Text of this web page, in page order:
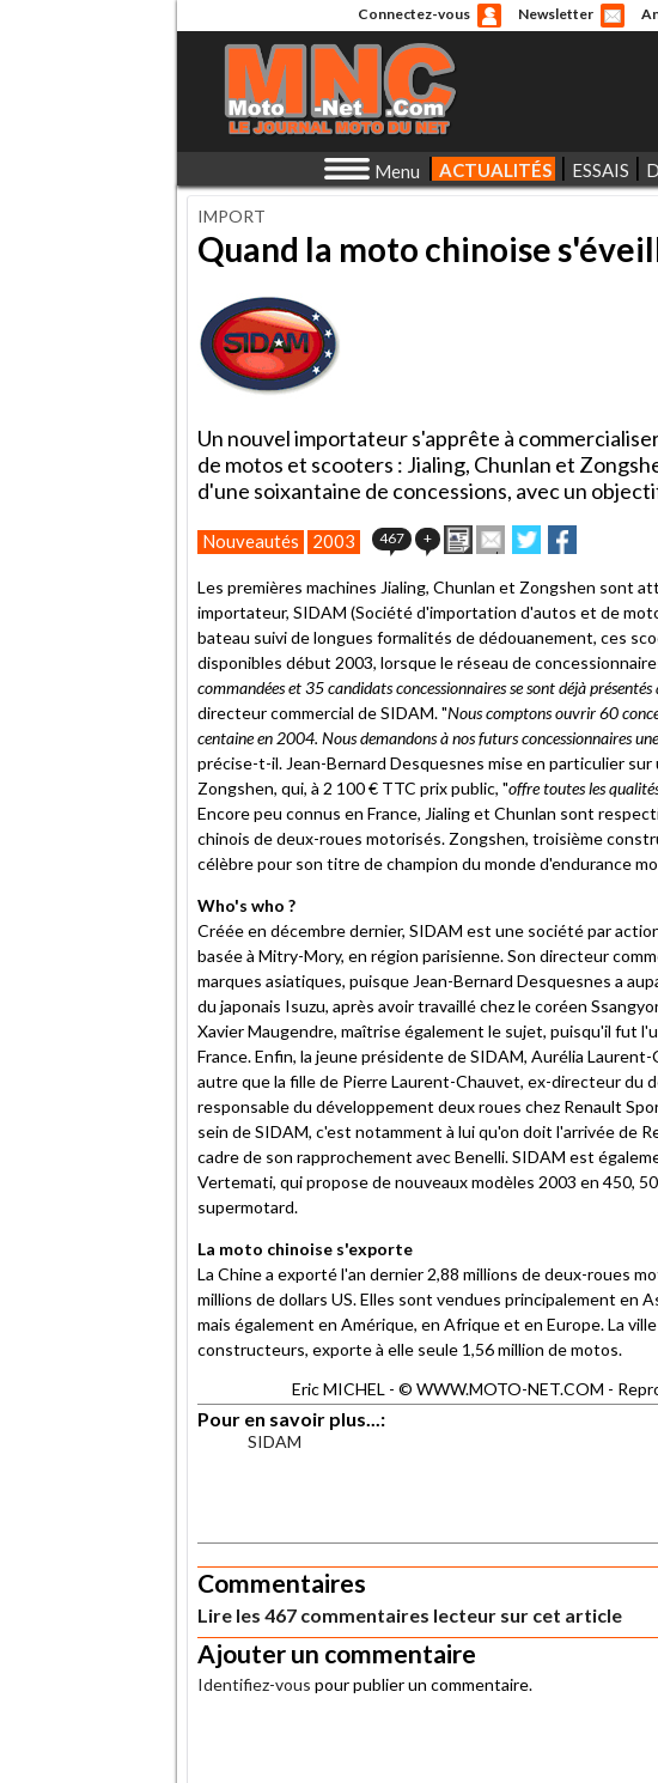
Connectez-vous Newsletter
Menu ACTUALITÉS ESSAIS
IMPORT
Quand la moto chinoise
Un nouvel importateur s'apprête à
de motos et scooters : Jialing, Chunlan et
d'une soixantaine de concessions, avec un
Nouveautés 2003 467 + ImprimerEnvoyer
cet
à
un
ami
Partager
sur
sur
Les premières machines Jialing, Chunlan et Zongshen sont
importateur, SIDAM (Société d'importation d'autos et de
bateau suivi de longues formalités de dédouanement, ces
disponibles début 2003, lorsque le réseau de
commandées et 35 candidats concessionnaires se sont déjà présentés
directeur commercial de SIDAM. "Nous comptons ouvrir 60
centaine en 2004. Nous demandons à nos futurs concessionnaires
précise-t-il. Jean-Bernard Desquesnes mise en particulier
Zongshen, qui, à 2 100 € TTC prix public, "offre toutes les
Encore peu connus en France, Jialing et Chunlan sont
chinois de deux-roues motorisés. Zongshen, troisième
célèbre pour son titre de champion du monde d'endurance
Who's who ?
Créée en décembre dernier, SIDAM est une société par
basée à Mitry-Mory, en région parisienne. Son directeur
marques asiatiques, puisque Jean-Bernard Desquesnes a
du japonais Isuzu, après avoir travaillé chez le coréen
Xavier Maugendre, maîtrise également le sujet, puisqu'il fut
France. Enfin, la jeune présidente de SIDAM, Aurélia
autre que la fille de Pierre Laurent-Chauvet, ex-directeur du
responsable du développement deux roues chez Renault
sein de SIDAM, c'est notamment à lui qu'on doit l'arrivée de
cadre de son rapprochement avec Benelli. SIDAM est
Vertemati, qui propose de nouveaux modèles 2003 en 450,
supermotard.
La moto chinoise s'exporte
La Chine a exporté l'an dernier 2,88 millions de deux-roues
millions de dollars US. Elles sont vendues principalement en
mais également en Amérique, en Afrique et en Europe. La
constructeurs, exporte à elle seule 1,56 million de motos.
Eric MICHEL - © WWW.MOTO-NET.COM -
Pour en savoir plus...:
SIDAM
Commentaires
Lire les 467 commentaires lecteur sur cet article
Ajouter un commentaire
Identifiez-vous pour publier un commentaire.